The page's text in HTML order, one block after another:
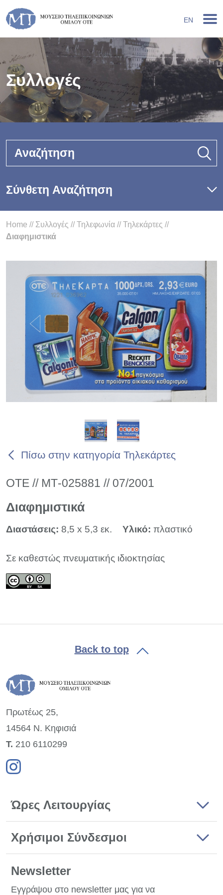
EN
Συλλογές
Αναζήτηση
Σύνθετη Αναζήτηση
Home // Συλλογές //Τηλεφωνία //Τηλεκάρτες //
Διαφημιστικά
Πίσω στην κατηγορία Τηλεκάρτες
ΟΤΕ // ΜΤ-025881 // 07/2001
Διαφημιστικά
Διαστάσεις: 8,5 x 5,3 εκ. Υλικό: πλαστικό
Σε καθεστώς πνευματικής ιδιοκτησίας
Back to top
Πρωτέως 25,
14564 Ν. Κηφισιά
Τ. 210 6110299
Ώρες Λειτουργίας
Χρήσιμοι Σύνδεσμοι
Newsletter
Εγγράψου στο newsletter μας για να